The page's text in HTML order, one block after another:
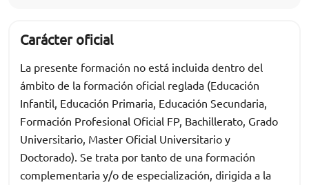
Carácter oficial
La presente formación no está incluida dentro del
ámbito de la formación oficial reglada (Educación
Infantil, Educación Primaria, Educación Secundaria,
Formación Profesional Oficial FP, Bachillerato, Grado
Universitario, Master Oficial Universitario y
Doctorado). Se trata por tanto de una formación
complementaria y/o de especialización, dirigida a la